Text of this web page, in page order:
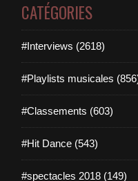
CATÉGORIES
#Interviews (2618)
#Playlists musicales
#Classements (603)
#Hit Dance (543)
#spectacles 2018 (149)